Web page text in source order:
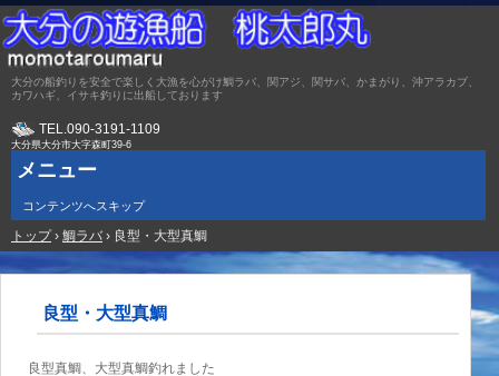
大分の船釣りを安全で楽しく大漁を心がけ鯛ラバ、関アジ、関サバ、かまがり、沖アラカブ、
カワハギ、イサキ釣りに出船しております
TEL.090-3191-1109
大分県大分市大字森町39-6
メニュー
コンテンツへスキップ
トップ › 鯛ラバ › 良型・大型真鯛
良型・大型真鯛
良型真鯛、大型真鯛釣れました